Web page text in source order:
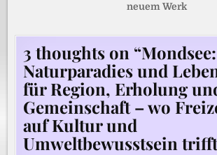
neuem Werk
3 thoughts on “Mondsee:
Naturparadies und
für Region, Erholung
Gemeinschaft – wo
auf Kultur und
Umweltbewusstsein